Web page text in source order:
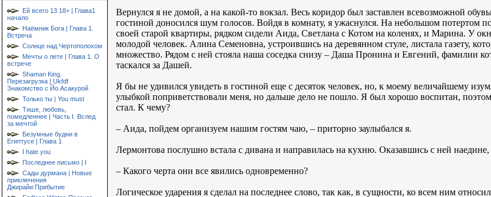
Ей всего 13 18+ | Глава1
начало
Наёмник Бога | Глава 1.
Встреча
Солнце над Чертополохом
Мечты о лете | Глава 1. О
встрече
Shaman King.
Перезагрузка | Ukfdf
Знакомство с Йо Асакурой
Только ты | You must
Тише, любовь,
помедленнее | Часть I. Вслед
за мечтой
Безумные будни в
Египтусе | Глава 1
I hate you
Последнее письмо | I
Сады дурмана | Новые
приключения
Джирайи:Прибытие
Вернулся я не домой, а на какой-то вокзал. Весь коридор был заставлен всевозможной
гостиной доносился шум голосов. Войдя в комнату, я ужаснулся. На небольшом потертом
своей старой квартиры, рядком сидели Аида, Светлана с Котом на коленях, и Марина. У
молодой человек. Алина Семеновна, устроившись на деревянном стуле, листала газету,
множество. Рядом с ней стояла наша соседка снизу – Даша Пронина и Евгений, фамилии
таскался за Дашей.
Я бы не удивился увидеть в гостиной еще с десяток человек, но, к моему величайшему
улыбкой поприветствовали меня, но дальше дело не пошло. Я был хорошо воспитан,
стал. К чему?
– Аида, пойдем организуем нашим гостям чаю, – приторно заулыбался я.
Лермонтова послушно встала с дивана и направилась на кухню. Оказавшись с ней
– Какого черта они все явились одновременно?
Логическое ударения я сделал на последнее слово, так как, в сущности, ко всем ним